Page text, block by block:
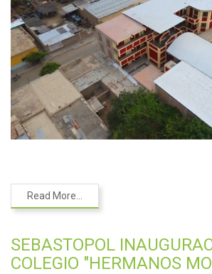
Read More...
SEBASTOPOL
COLEGIO "HERMANOS